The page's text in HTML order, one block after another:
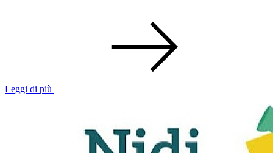
Leggi di più